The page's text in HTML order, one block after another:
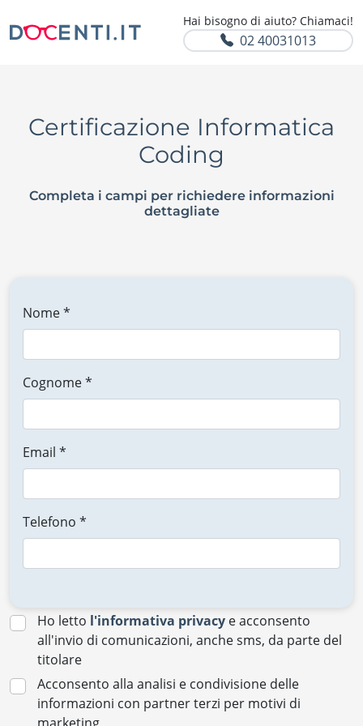
Hai bisogno di aiuto? Chiamaci!
02 40031013
Certificazione Informatica
Coding
Completa i campi per richiedere informazioni
dettagliate
Nome *
Cognome *
Email *
Telefono *
Ho letto l'informativa privacy e acconsento
all'invio di comunicazioni, anche sms, da parte del
titolare
Acconsento alla analisi e condivisione delle
informazioni con partner terzi per motivi di